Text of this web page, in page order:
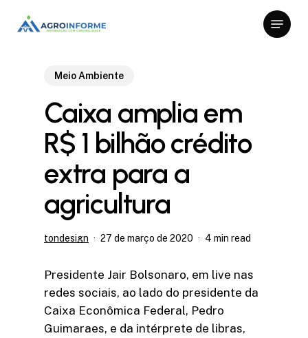
Menu
Meio Ambiente
Caixa amplia em
R$ 1 bilhão crédito
extra para a
agricultura
tondesign 27 de março de 2020 4 min read
Presidente Jair Bolsonaro, em live nas
redes sociais, ao lado do presidente da
Caixa Econômica Federal, Pedro
Guimaraes, e da intérprete de libras,